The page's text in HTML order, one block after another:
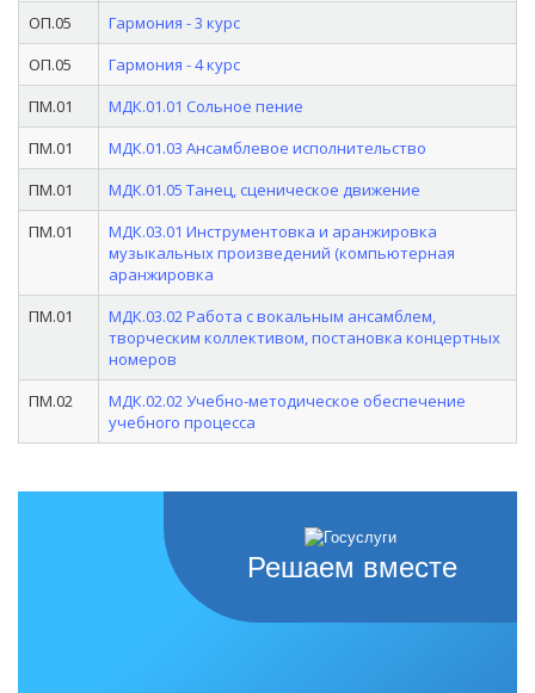
ОП.05
Гармония - 3 курс
ОП.05
Гармония - 4 курс
ПМ.01
МДК.01.01 Сольное пение
ПМ.01
МДК.01.03 Ансамблевое исполнительство
ПМ.01
МДК.01.05 Танец, сценическое движение
ПМ.01
МДК.03.01 Инструментовка и аранжировка
музыкальных произведений (компьютерная
аранжировка
ПМ.01
МДК.03.02 Работа с вокальным ансамблем,
творческим коллективом, постановка концертных
номеров
ПМ.02
МДК.02.02 Учебно-методическое обеспечение
учебного процесса
Решаем вместе